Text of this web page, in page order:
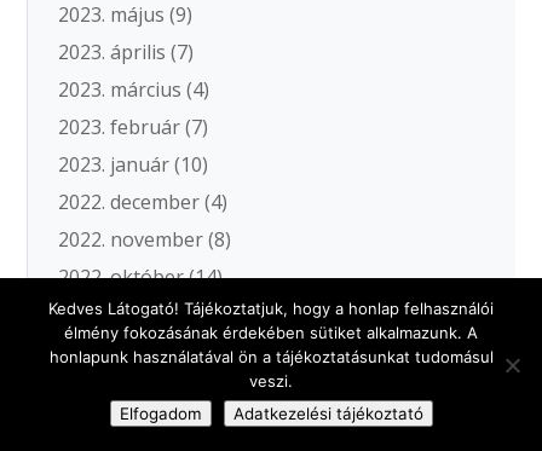
2023. május (9)
2023. április (7)
2023. március (4)
2023. február(7)
2023. január(10)
2022. december(4)
2022. november(8)
2022. október(14)
2022. szeptember(7)
2022. augusztus(7)
2022. június(5)
Kedves Látogató! Tájékoztatjuk, hogy a honlap felhasználói
élmény fokozásának érdekében sütiket alkalmazunk. A
honlapunk használatával ön a tájékoztatásunkat tudomásul
veszi.
Elfogadom
Adatkezelési tájékoztató